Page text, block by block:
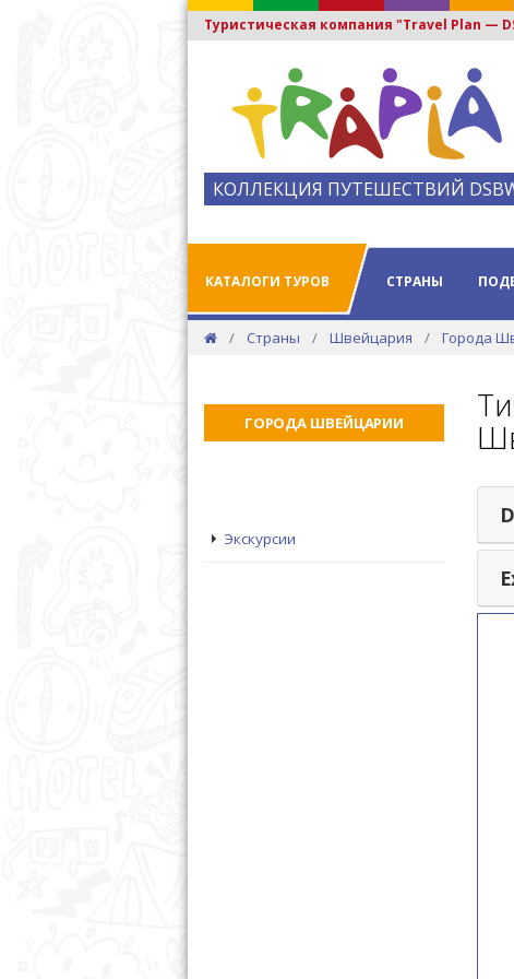
Туристическая компания "Travel Plan —
КОЛЛЕКЦИЯ ПУТЕШЕСТВИЙ
КАТАЛОГИ ТУРОВ СТРАНЫ
Страны Швейцария Города
ГОРОДА ШВЕЙЦАРИИ
Экскурсии